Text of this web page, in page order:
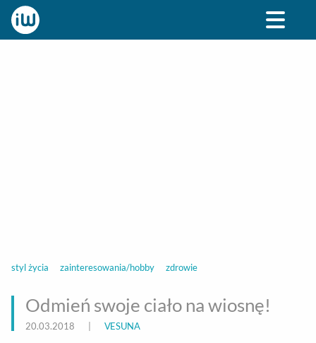
styl życia zainteresowania/hobby zdrowie
Odmień swoje ciało na wiosnę!
20.03.2018 VESUNA